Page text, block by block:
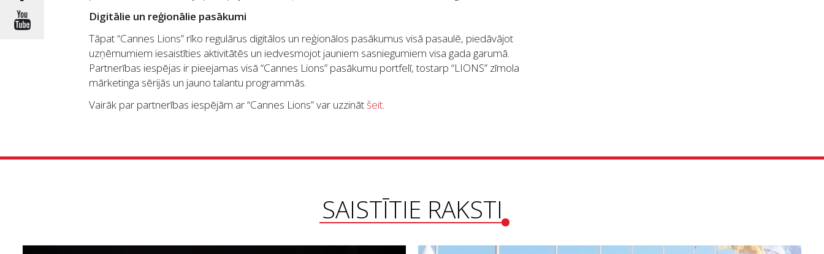
Digitālie un reģionālie pasākumi
Tāpat “Cannes Lions” rīko regulārus digitālos un reģionālos pasākumus visā pasaulē, piedāvājot
uzņēmumiem iesaistīties aktivitātēs un iedvesmojot jauniem sasniegumiem visa gada garumā.
Partnerības iespējas ir pieejamas visā “Cannes Lions” pasākumu portfelī, tostarp “LIONS” zīmola
mārketinga sērijās un jauno talantu programmās.
Vairāk par partnerības iespējām ar “Cannes Lions” var uzzinātšeit.
SAISTĪTIE RAKSTI